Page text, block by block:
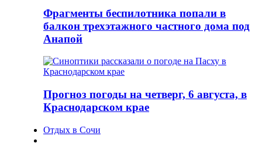
Фрагменты беспилотника попали в
балкон трехэтажного частного дома под
Анапой
Прогноз погоды на четверг, 6 августа, в
Краснодарском крае
Отдых в Сочи